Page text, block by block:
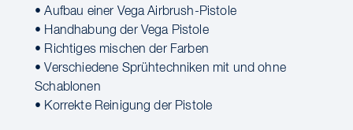
• Aufbau einer Vega Airbrush-Pistole
• Handhabung der Vega Pistole
• Richtiges mischen der Farben
• Verschiedene Sprühtechniken mit und ohne
Schablonen
• Korrekte Reinigung der Pistole